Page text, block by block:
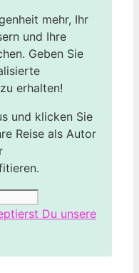
mehr, Ihr
und Ihre
Geben Sie
erhalten!
und klicken Sie
Reise als Autor
Du unsere